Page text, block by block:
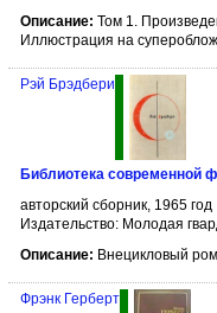
Описание: Том 1.
Иллюстрация на
Рэй Брэдбери
Библиотека современной
авторский сборник, 1965 год
Издательство: Молодая
Описание: Внецикловый
Фрэнк Герберт